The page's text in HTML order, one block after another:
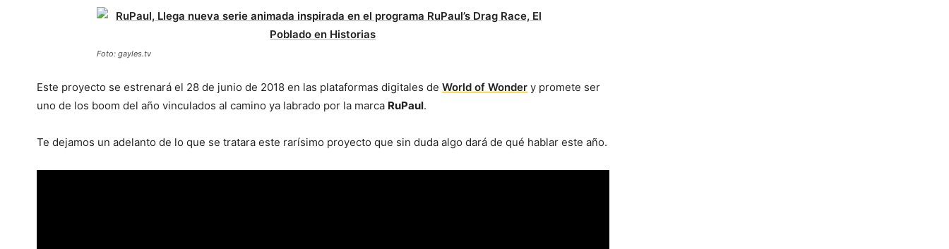
Foto: gayles.tv
Este proyecto se estrenará el 28 de junio de 2018 en las plataformas digitales de World of Wonder y promete ser
uno de los boom del año vinculados al camino ya labrado por la marca RuPaul.
Te dejamos un adelanto de lo que se tratara este rarísimo proyecto que sin duda algo dará de qué hablar este año.